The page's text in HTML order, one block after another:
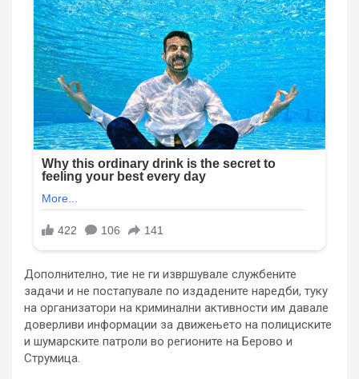
Дополнително, тие не ги извршувале службените
задачи и не постапувале по издадените наредби, туку
на организатори на криминални активности им давале
доверливи информации за движењето на полициските
и шумарските патроли во регионите на Берово и
Струмица.